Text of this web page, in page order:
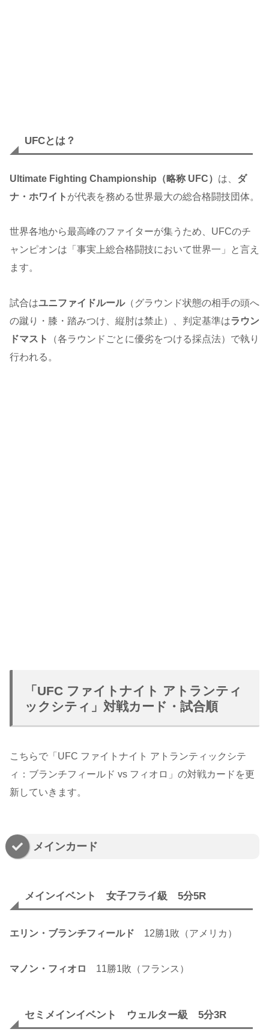
UFCとは？
Ultimate Fighting Championship（略称 UFC） は、 ダ
ナ・ホワイト が代表を務める世界最大の総合格闘技団体。
世界各地から最高峰のファイターが集うため、UFCのチ
ャンピオンは「事実上総合格闘技において世界一」と言え
ます。
試合はユニファイドルール（グラウンド状態の相手の頭へ
の蹴り・膝・踏みつけ、縦肘は禁止）、判定基準はラウン
ドマスト
（各ラウンドごとに優劣をつける採点法）で執り
行われる。
「UFC ファイトナイト アトランティ
ックシティ」対戦カード・試合順
こちらで「UFC ファイトナイト アトランティックシテ
ィ：ブランチフィールド vs フィオロ」の対戦カードを更
新していきます。
メインカード
メインイベント 女子フライ級 5分5R
エリン・ブランチフィールド 12勝1敗（アメリカ）
マノン・フィオロ 11勝1敗（フランス）
セミメインイベント ウェルター級 5分3R